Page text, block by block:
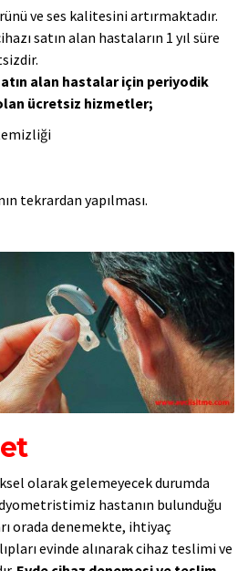
ve ses kalitesini artırmaktadır.
satın alan hastaların 1 yıl süre
alan hastalar için periyodik
ücretsiz hizmetler;
tekrardan yapılması.
olarak gelemeyecek durumda
hastanın bulunduğu
orada denemekte, ihtiyaç
evinde alınarak cihaz teslimi ve